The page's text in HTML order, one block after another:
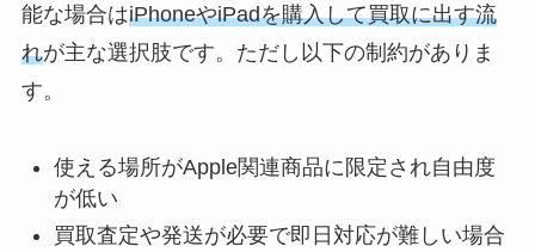
能な場合はiPhoneやiPadを購入して買取に出す流
れが主な選択肢です。ただし以下の制約がありま
す。
使える場所がApple関連商品に限定され自由度
が低い
買取査定や発送が必要で即日対応が難しい場合